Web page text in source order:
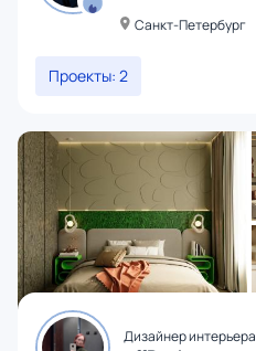
Санкт-Петербург
Проекты: 2
Дизайнер интерьера